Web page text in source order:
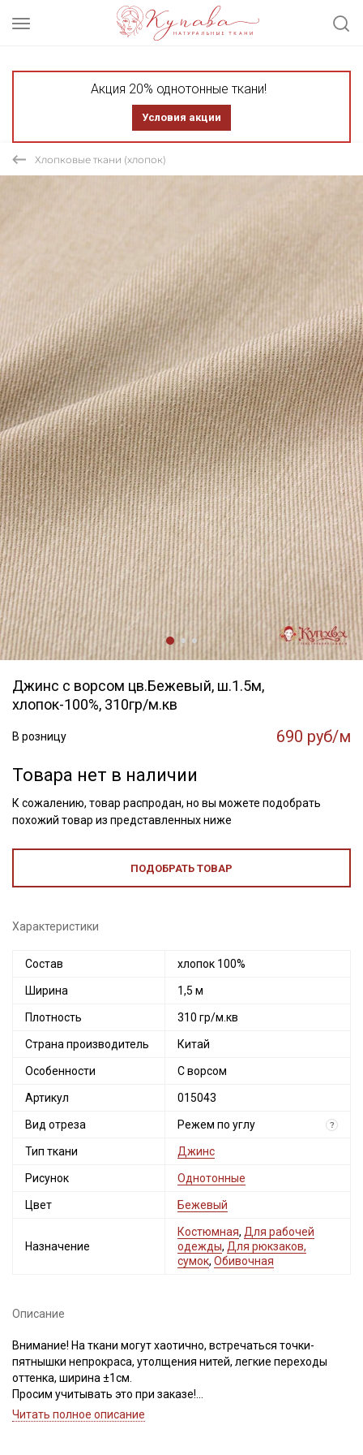
Акция 20% однотонные ткани!
Условия акции
Хлопковые ткани (хлопок)
Джинс с ворсом цв.Бежевый, ш.1.5м,
хлопок-100%, 310гр/м.кв
В розницу 690 руб/м
Товара нет в наличии
К сожалению, товар распродан, но вы можете подобрать
похожий товар из представленных ниже
ПОДОБРАТЬ ТОВАР
Характеристики
Состав хлопок 100%
Ширина 1,5 м
Плотность 310 гр/м.кв
Страна производитель Китай
Особенности С ворсом
Артикул 015043
Вид отреза Режем по углу ?
Тип ткани Джинс
Рисунок Однотонные
Цвет Бежевый
Назначение
Костюмная, Для рабочей
одежды, Для рюкзаков,
сумок, Обивочная
Описание
Внимание! На ткани могут хаотично, встречаться точки-
пятнышки непрокраса, утолщения нитей, легкие переходы
оттенка, ширина ±1см.
Просим учитывать это при заказе!
Читать полное описание